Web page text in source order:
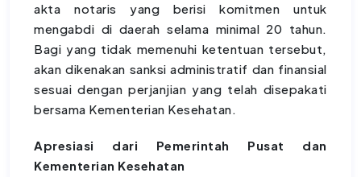
akta notaris yang berisi komitmen untuk
mengabdi di daerah selama minimal 20 tahun.
Bagi yang tidak memenuhi ketentuan tersebut,
akan dikenakan sanksi administratif dan finansial
sesuai dengan perjanjian yang telah disepakati
bersama Kementerian Kesehatan.
Apresiasi dari Pemerintah Pusat dan
Kementerian Kesehatan